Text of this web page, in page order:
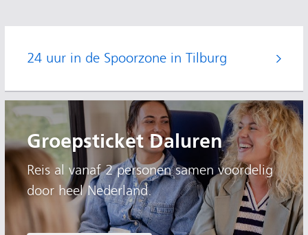
24 uur in de Spoorzone in Tilburg
Groepsticket Daluren
Reis al vanaf 2 personen samen voordelig
door heel Nederland.